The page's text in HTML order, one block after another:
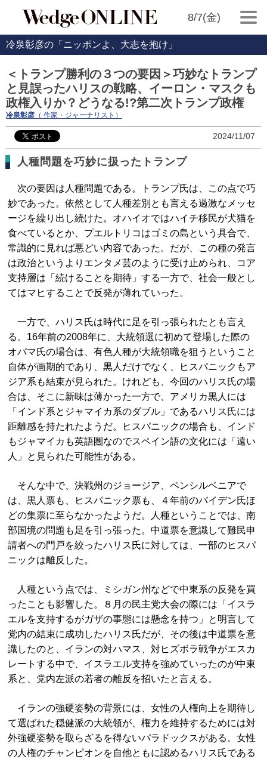
8/7(金)
冷泉彰彦の「ニッポンよ、大志を抱け」
＜トランプ勝利の３つの要因＞巧妙なトランプ
と見誤ったハリスの戦略、イーロン・マスクも
政権入りか？どうなる!?第二次トランプ政権
冷泉彰彦 （ 作家・ジャーナリスト）
2024/11/07
人種問題を巧妙に扱ったトランプ
次の要因は人種問題である。トランプ氏は、この点で巧
妙であった。依然として人種差別とも言える過激なメッセ
ージを繰り出し続けた。オハイオではハイチ移民が犬猫を
食べているとか、プエルトリコはゴミの島という具合で、
常識的に見れば悪どい内容であった。だが、この種の発言
は政治というよりエンタメ芸のように受け止められ、コア
支持層は「続けることを期待」する一方で、社会一般とし
てはマヒすることで反発が薄れていった。
一方で、ハリス氏は時代に足を引っ張られたとも言え
る。16年前の2008年に、大統領選に初めて登場した際の
オバマ氏の場合は、有色人種が大統領職を狙うということ
自体が画期的であり、黒人だけでなく、ヒスパニックもア
ジア系も結束が見られた。けれども、今回のハリス氏の場
合は、そこに新味は薄かった一方で、アメリカ黒人には
「インド系とジャマイカ系のダブル」であるハリス氏には
距離感を持たれたようだ。ヒスパニックの場合も、インド
もジャマイカも英語圏なのでスペイン語の文化には「遠い
人」と見られた可能性がある。
そんな中で、決戦州のジョージア、ペンシルベニアで
は、黒人票も、ヒスパニック票も、４年前のバイデン氏ほ
どの集票に至らなかったようだ。人種ということでは、南
部国境の問題も足を引っ張った。中道票を意識して難民申
請者への門戸を絞ったハリス氏に対しては、一部のヒスパ
ニックは離反した。
人種という点では、ミシガン州などで中東系の反発を買
ったことも影響した。８月の民主党大会の際には「イスラ
エルを支持するがガザの事態には懸念を持つ」と明言して
党内の結束に成功したハリス氏だが、その後は中道票を意
識したのと、イランの対ハマス、対ヒズボラ戦争がエスカ
レートする中で、イスラエル支持を強めていったのが中東
系と、党内左派の若者の離反を招いたと言える。
イランの強硬姿勢の背景には、女性の人権向上を期待し
て選ばれた穏健派の大統領が、権力を維持するためには対
外強硬姿勢を取らざるを得ないパラドックスがある。女性
の人権のチャンピオンを自他ともに認めるハリス氏である